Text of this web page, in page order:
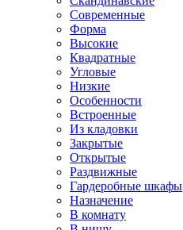
Современные
Форма
Высокие
Квадратные
Угловые
Низкие
Особенности
Встроенные
Из кладовки
Закрытые
Открытые
Раздвижные
Гардеробные шкафы
Назначение
В комнату